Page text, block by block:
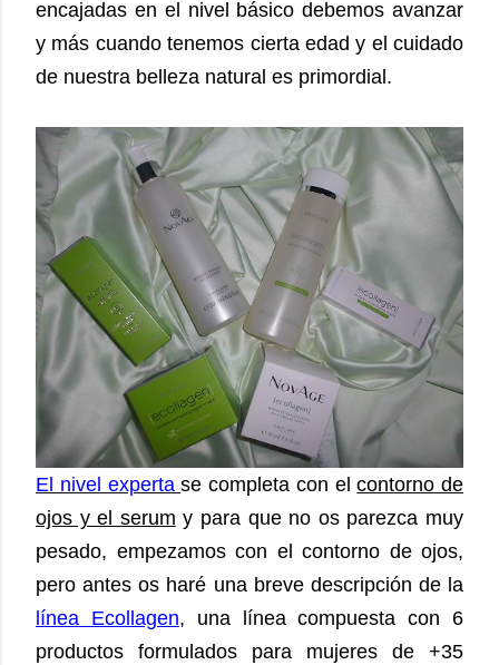
encajadas en el nivel básico debemos avanzar
y más cuando tenemos cierta edad y el cuidado
de nuestra belleza natural es primordial.
El nivel expertase completa con elcontorno de
ojos y el serum y para que no os parezca muy
pesado, empezamos con el contorno de ojos,
pero antes os haré una breve descripción de la
línea Ecollagen, una línea compuesta con 6
productos formulados para mujeres de +35